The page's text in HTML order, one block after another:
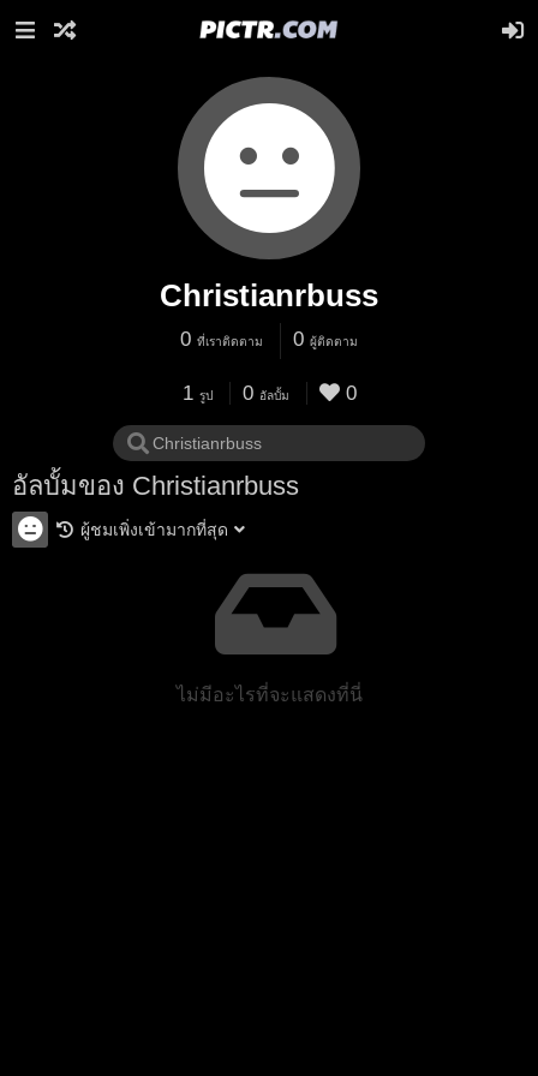
Christianrbuss
0 ที่เราติดตาม 0 ผู้ติดตาม
1 รูป 0 อัลบั้ม 0
อัลบั้มของ Christianrbuss
ผู้ชมเพิ่งเข้ามากที่สุด
ไม่มีอะไรที่จะแสดงที่นี่